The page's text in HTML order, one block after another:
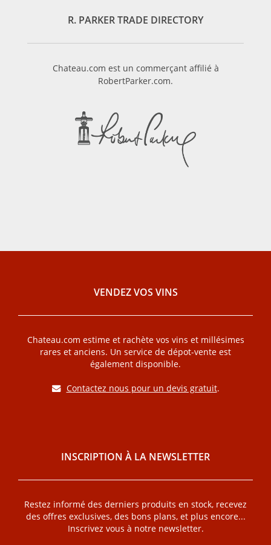
R. PARKER TRADE DIRECTORY
Chateau.com est un commerçant affilié à
RobertParker.com.
VENDEZ VOS VINS
Chateau.com estime et rachète vos vins et millésimes
rares et anciens. Un service de dépot-vente est
également disponible.
Contactez nous pour un devis gratuit.
INSCRIPTION À LA NEWSLETTER
Restez informé des derniers produits en stock, recevez
des offres exclusives, des bons plans, et plus encore...
Inscrivez vous à notre newsletter.